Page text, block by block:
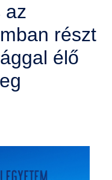
az
részt
élő